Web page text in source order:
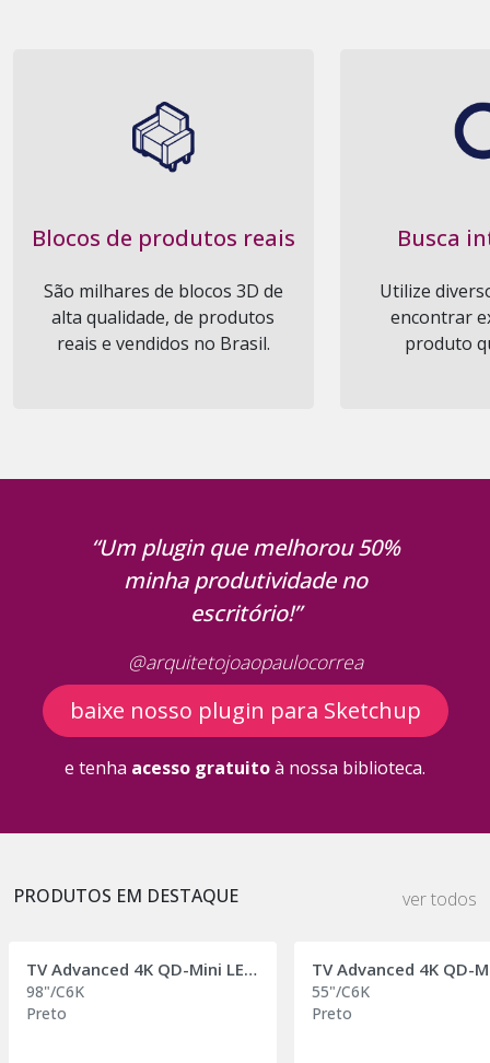
Blocos de produtos reais
São milhares de blocos 3D de
alta qualidade, de produtos
reais e vendidos no Brasil.
Busca
Utilize
encontrar
produto
“Um plugin que melhorou 50%
minha produtividade no
escritório!”
@arquitetojoaopaulocorrea
baixe nosso plugin para Sketchup
e tenha acesso gratuitoà nossa biblioteca.
PRODUTOS EM DESTAQUE ver todos
TV Advanced 4K QD-Mini LED 2025
98"/C6K
Preto
55"/C6K
Preto